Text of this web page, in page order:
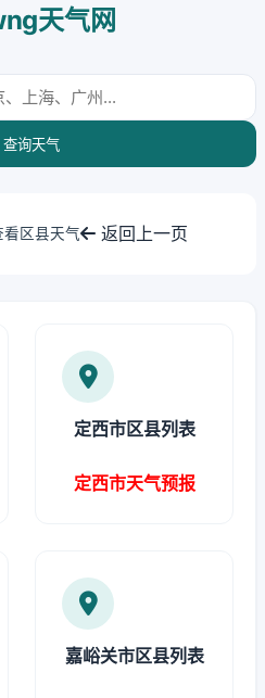
天气网
询天气
区县天气 返回上一页
定西市区县列表
定西市天气预报
嘉峪关市区县列表